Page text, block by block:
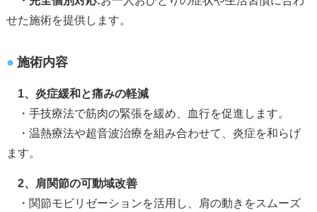
せた施術を提供します。
施術内容
1、炎症緩和と痛みの軽減
・手技療法で筋肉の緊張を緩め、血行を促進します。
・温熱療法や超音波治療を組み合わせて、炎症を和らげ
ます。
2、肩関節の可動域改善
・関節モビリゼーションを活用し、肩の動きをスムーズ